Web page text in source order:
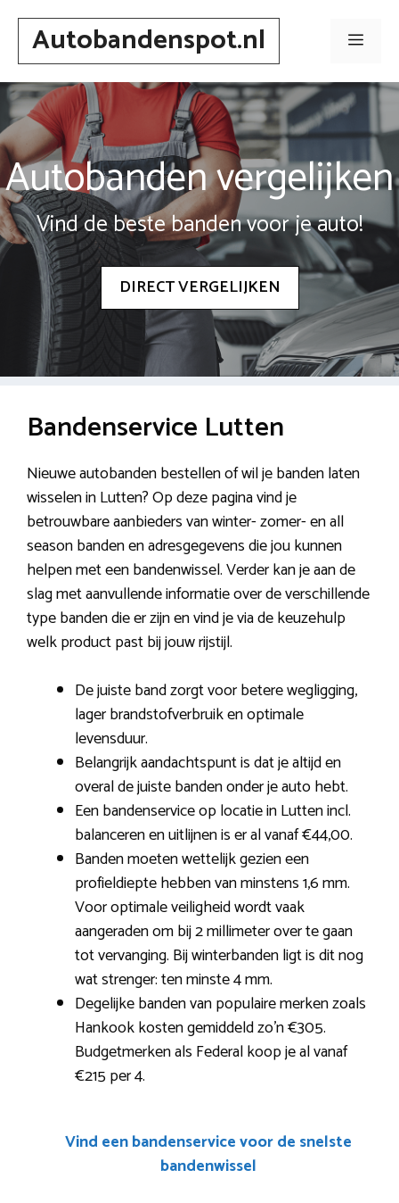
Spring
inhoudAutobandenspot.nl Menu
Autobanden vergelijken
Vind de beste banden voor je auto!
DIRECT VERGELIJKEN
Bandenservice Lutten
Nieuwe autobanden bestellen of wil je banden laten
wisselen in Lutten? Op deze pagina vind je
betrouwbare aanbieders van winter- zomer- en all
season banden en adresgegevens die jou kunnen
helpen met een bandenwissel. Verder kan je aan de
slag met aanvullende informatie over de verschillende
type banden die er zijn en vind je via de keuzehulp
welk product past bij jouw rijstijl.
De juiste band zorgt voor betere wegligging,
lager brandstofverbruik en optimale
levensduur.
Belangrijk aandachtspunt is dat je altijd en
overal de juiste banden onder je auto hebt.
Een bandenservice op locatie in Lutten incl.
balanceren en uitlijnen is er al vanaf €44,00.
Banden moeten wettelijk gezien een
profieldiepte hebben van minstens 1,6 mm.
Voor optimale veiligheid wordt vaak
aangeraden om bij 2 millimeter over te gaan
tot vervanging. Bij winterbanden ligt is dit nog
wat strenger: ten minste 4 mm.
Degelijke banden van populaire merken zoals
Hankook kosten gemiddeld zo’n €305.
Budgetmerken als Federal koop je al vanaf
€215 per 4.
Vind een bandenservice voor de snelste
bandenwissel